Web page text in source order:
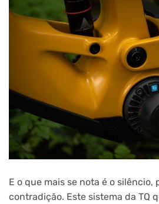
E o que mais se nota é o silêncio,
contradição. Este sistema da TQ